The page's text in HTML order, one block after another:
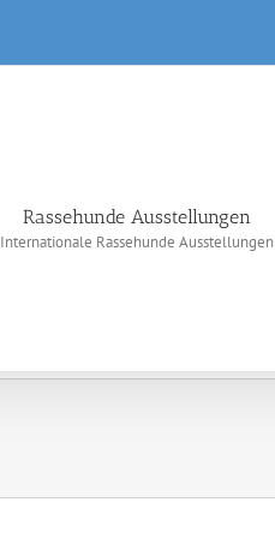
Rassehunde Ausstellungen
Internationale Rassehunde Ausstellungen